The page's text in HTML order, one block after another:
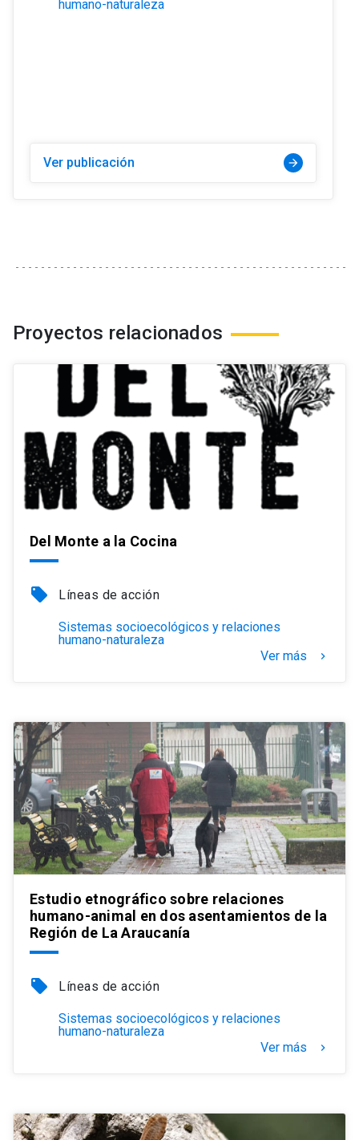
humano-naturaleza
Ver publicación arrow_forward
Proyectos relacionados
Del Monte a la Cocina
local_offer Líneas de acción
Sistemas socioecológicos y relaciones
humano-naturaleza
Ver más
keyboard_arrow_right
Estudio etnográfico sobre relaciones
humano-animal en dos asentamientos de la
Región de La Araucanía
local_offer Líneas de acción
Sistemas socioecológicos y relaciones
humano-naturaleza
Ver más
keyboard_arrow_right